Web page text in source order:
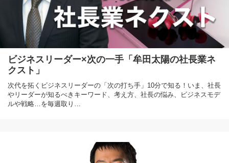
ビジネスリーダー×次の一手「牟田太陽の社長業ネ
クスト」
次代を拓くビジネスリーダーの「次の打ち手」10分で知る！いま、社長
やリーダーが知るべきキーワード、考え方、社長の悩み、ビジネスモデ
ルや戦略…を毎週取り…